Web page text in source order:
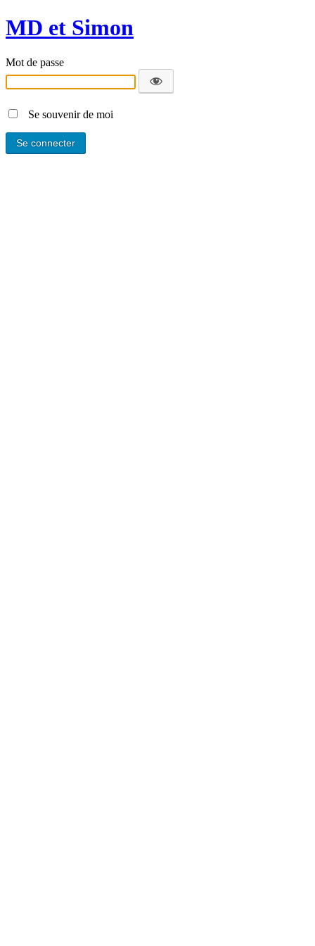
MD et Simon
Mot de passe
Se souvenir de moi